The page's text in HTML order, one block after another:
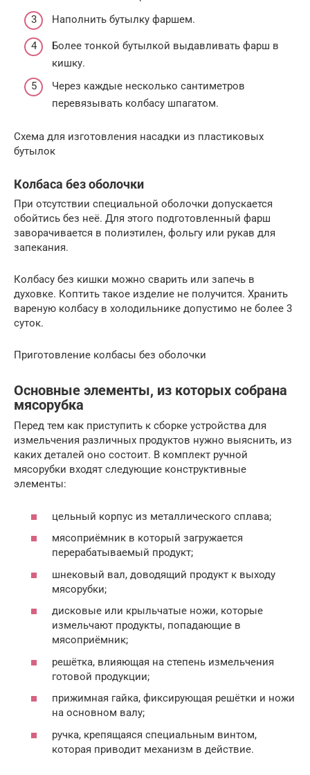
Наполнить бутылку фаршем.
Более тонкой бутылкой выдавливать фарш в
кишку.
Через каждые несколько сантиметров
перевязывать колбасу шпагатом.
Схема для изготовления насадки из пластиковых
бутылок
Колбаса без оболочки
При отсутствии специальной оболочки допускается
обойтись без неё. Для этого подготовленный фарш
заворачивается в полиэтилен, фольгу или рукав для
запекания.
Колбасу без кишки можно сварить или запечь в
духовке. Коптить такое изделие не получится. Хранить
вареную колбасу в холодильнике допустимо не более 3
суток.
Приготовление колбасы без оболочки
Основные элементы, из которых собрана
мясорубка
Перед тем как приступить к сборке устройства для
измельчения различных продуктов нужно выяснить, из
каких деталей оно состоит. В комплект ручной
мясорубки входят следующие конструктивные
элементы:
цельный корпус из металлического сплава;
мясоприёмник в который загружается
перерабатываемый продукт;
шнековый вал, доводящий продукт к выходу
мясорубки;
дисковые или крыльчатые ножи, которые
измельчают продукты, попадающие в
мясоприёмник;
решётка, влияющая на степень измельчения
готовой продукции;
прижимная гайка, фиксирующая решётки и ножи
на основном валу;
ручка, крепящаяся специальным винтом,
которая приводит механизм в действие.